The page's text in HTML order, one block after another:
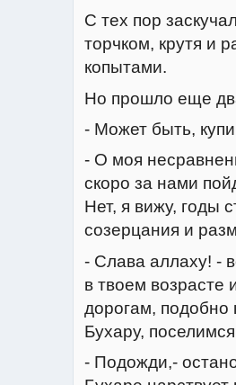
С тех пор
торчком, крутя и
копытами.
Hо прошло еще
- Может быть,
- О моя
скоро за нами
Hет, я вижу, годы
созерцания и
- Слава аллаху! -
в твоем возрасте
дорогам,
Бухару,
- Подожди,-